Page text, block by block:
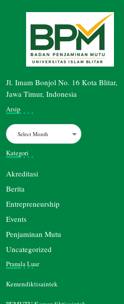
Jl. Imam Bonjol No. 16 Kota Blitar,
Jawa Timur, Indonesia
Arsip
Archives
Kategori
Akreditasi
Berita
Entrepreneurship
Events
Penjaminan Mutu
Uncategorized
Pranala Luar
Kemendiktisaintek